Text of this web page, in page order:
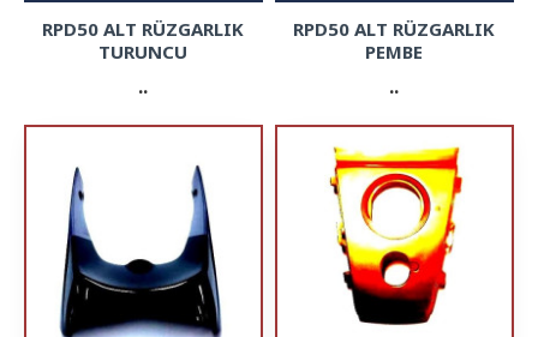
RPD50 ALT RÜZGARLIK
TURUNCU
..
RPD50 ALT RÜZGARLIK
PEMBE
..